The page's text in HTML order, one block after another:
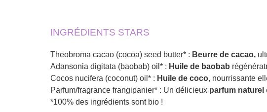
INGRÉDIENTS STARS
Theobroma cacao (cocoa) seed butter* : Beurre de cacao,
Adansonia digitata (baobab) oil* : Huile de baobab
Cocos nucifera (coconut) oil* : Huile de coco, nourrissante
Parfum/fragrance frangipanier* : Un délicieux parfum naturel
*100% des ingrédients sont bio !